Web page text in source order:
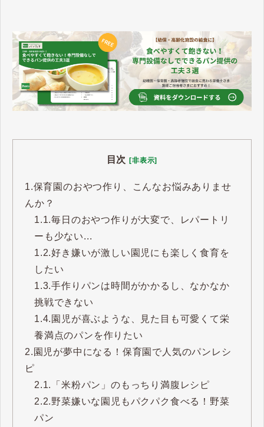
目次 [非表示]
1.保育園のおやつ作り、こんなお悩みありませ
んか？
1.1.毎日のおやつ作りが大変で、レパートリ
ーも少ない...
1.2.好き嫌いが激しい園児にも楽しく食育を
したい
1.3.手作りパンは時間がかかるし、なかなか
挑戦できない
1.4. 園児が喜ぶような、見た目も可愛くて栄
養満点のパンを作りたい
2. 園児が夢中になる！保育園で人気のパンレシ
ピ
2.1.
「米粉パン」のもっちり満腹レシピ
2.2.野菜嫌いな園児もパクパク食べる！野菜
パン